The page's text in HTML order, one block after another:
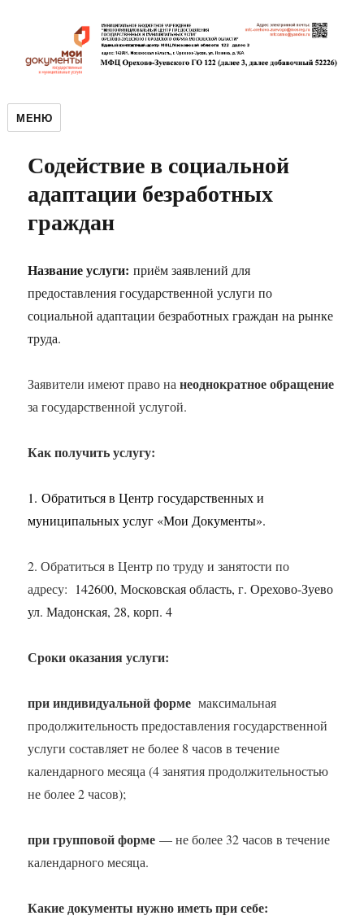
МЕНЮ
Содействие в социальной
адаптации безработных
граждан
Название услуги: приём заявлений для
предоставления государственной услуги по
социальной адаптации безработных граждан на рынке
труда.
Заявители имеют право нанеоднократное обращение
за государственной услугой.
Как получить услугу:
1.Обратиться в Центр государственных и
муниципальных услуг «Мои Документы».
2. Обратиться в Центр по труду и занятости по
адресу: 142600, Московская область, г. Орехово-Зуево
ул. Мадонская, 28, корп. 4
Сроки оказания услуги:
при индивидуальной форме максимальная
продолжительность предоставления государственной
услуги составляет не более 8 часов в течение
календарного месяца (4 занятия продолжительностью
не более 2 часов);
при групповой форме — не более 32 часов в течение
календарного месяца.
Какие документы нужно иметь при себе: